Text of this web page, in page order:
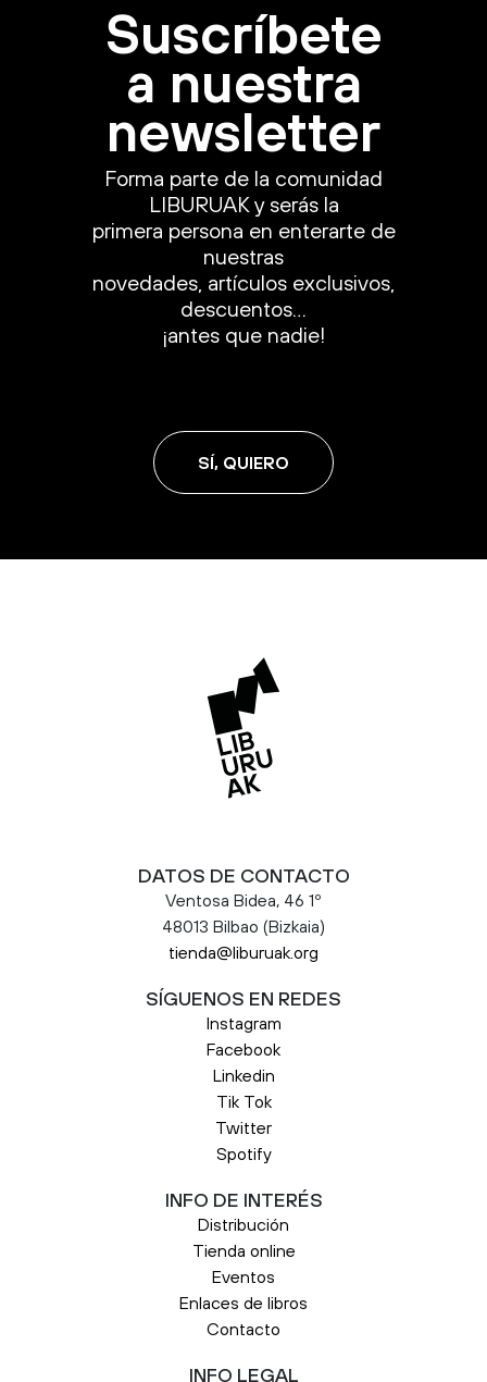
Suscríbete
a nuestra
newsletter
Forma parte de la comunidad
LIBURUAK y serás la
primera persona en enterarte de
nuestras
novedades, artículos exclusivos,
descuentos…
¡antes que nadie!
SÍ, QUIERO
DATOS DE CONTACTO
Ventosa Bidea, 46 1º
48013 Bilbao (Bizkaia)
tienda@liburuak.org
SÍGUENOS EN REDES
Instagram
Facebook
Linkedin
Tik Tok
Twitter
Spotify
INFO DE INTERÉS
Distribución
Tienda online
Eventos
Enlaces de libros
Contacto
INFO LEGAL